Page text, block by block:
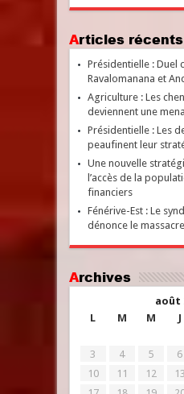
Articles récents
Présidentielle : Duel
Ravalomanana et
Agriculture : Les
deviennent une
Présidentielle : Les
peaufinent leur
Une nouvelle
l’accès de la
financiers
Fénérive-Est : Le
dénonce le
Archives
août
L
M M J
3
4 5 6
10
11 12 13